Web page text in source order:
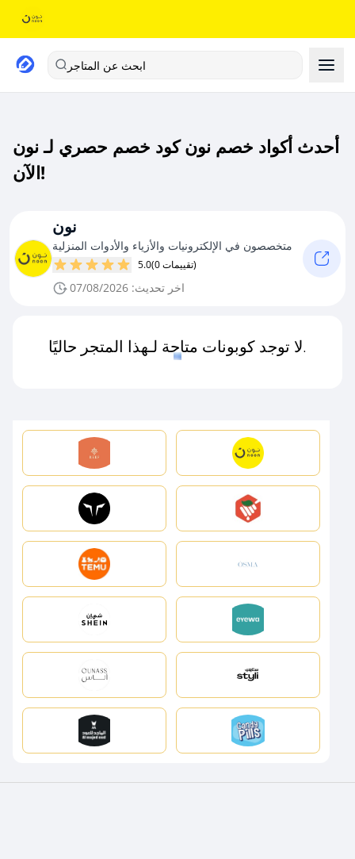
ابحث عن المتاجر
أحدث أكواد خصم نون كود خصم حصري لـ نون
الآن!
نون
متخصصون في الإلكترونيات والأزياء والأدوات المنزلية
5.0 (0 تقييمات)
اخر تحديث: 07/08/2026
لا توجد كوبونات متاحة لـهذا المتجر حاليًا.